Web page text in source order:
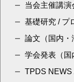
当会主催講演
基礎研究 / プ
論文（国内・
学会発表（国
TPDS NEWS